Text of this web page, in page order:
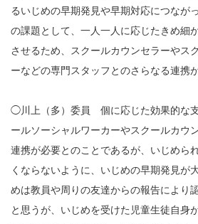
るいじめの早期発見や早期対応につなが
の課題として、一人一人に応じたきめ細
させるため、スクールカウンセラーやス
ーなどの専門スタッフとのさらなる連携
◯川上（多）委員 個に応じた効果的な
ールソーシャルワーカーやスクールカウ
連携が必要とのことであるが、いじめら
くならないように、いじめの早期発見が
めは教員や周りの友達からの報告により
と思うが、いじめを受けた児童生徒自身